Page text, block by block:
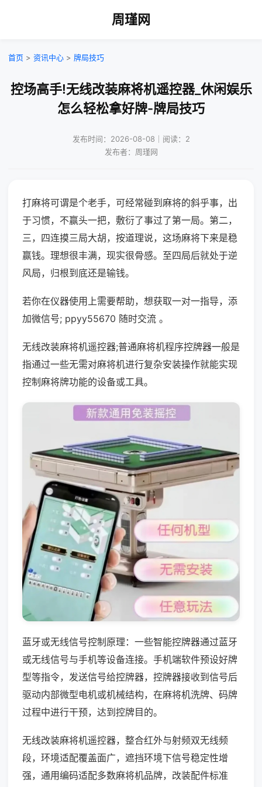
周瑾网
首页 > 资讯中心 > 牌局技巧
控场高手!无线改装麻将机遥控器_休闲娱乐
怎么轻松拿好牌-牌局技巧
发布时间：2026-08-08｜阅读：2
发布者：周瑾网
打麻将可谓是个老手，可经常碰到麻将的斜乎事，出
于习惯，不赢头一把，敷衍了事过了第一局。第二，
三，四连摸三局大胡，按道理说，这场麻将下来是稳
赢钱。理想很丰满，现实很骨感。至四局后就处于逆
风局，归根到底还是输钱。
若你在仪器使用上需要帮助，想获取一对一指导，添
加微信号; ppyy55670 随时交流 。
无线改装麻将机遥控器;普通麻将机程序控牌器一般是
指通过一些无需对麻将机进行复杂安装操作就能实现
控制麻将牌功能的设备或工具。
蓝牙或无线信号控制原理：一些智能控牌器通过蓝牙
或无线信号与手机等设备连接。手机端软件预设好牌
型等指令，发送信号给控牌器，控牌器接收到信号后
驱动内部微型电机或机械结构，在麻将机洗牌、码牌
过程中进行干预，达到控牌目的。
无线改装麻将机遥控器，整合红外与射频双无线频
段，环境适配覆盖面广，遮挡环境下信号稳定性增
强，通用编码适配多数麻将机品牌，改装配件标准